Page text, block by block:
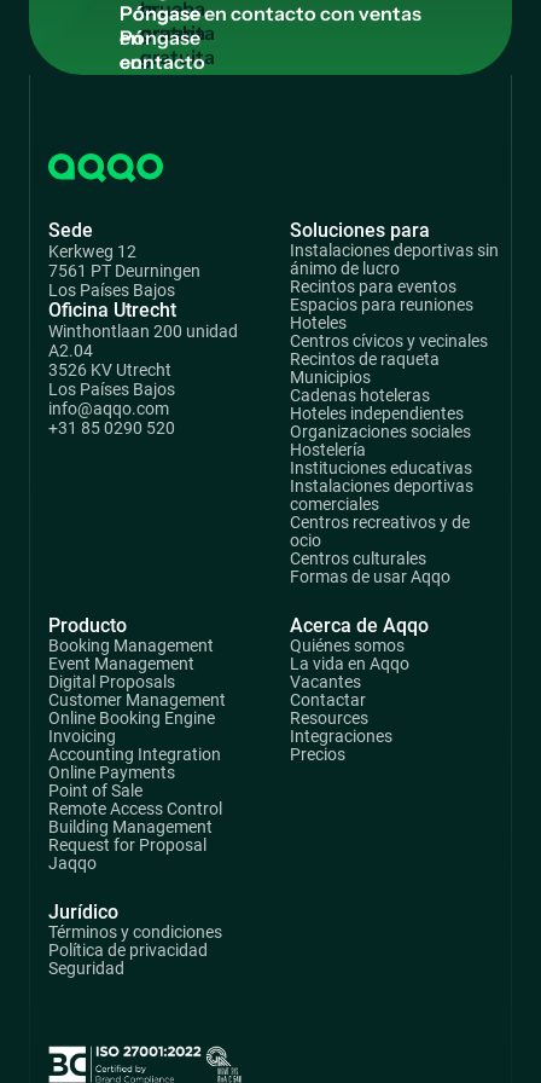
prueba
gratuita
Póngase
en
contacto
Sede
Kerkweg 12
7561 PT Deurningen
Los Países Bajos
Oficina Utrecht
Winthontlaan 200 unidad
A2.04
3526 KV Utrecht
Los Países Bajos
info@aqqo.com
+31 85 0290 520
Producto
Booking Management
Event Management
Digital Proposals
Customer Management
Online Booking Engine
Invoicing
Accounting Integration
Online Payments
Point of Sale
Remote Access Control
Building Management
Request for Proposal
Jaqqo
Soluciones para
Instalaciones deportivas sin
ánimo de lucro
Recintos para eventos
Espacios para reuniones
Hoteles
Centros cívicos y vecinales
Recintos de raqueta
Municipios
Cadenas hoteleras
Hoteles independientes
Organizaciones sociales
Hostelería
Instituciones educativas
Instalaciones deportivas
comerciales
Centros recreativos y de
ocio
Centros culturales
Formas de usar Aqqo
Acerca de Aqqo
Quiénes somos
La vida en Aqqo
Vacantes
Contactar
Resources
Integraciones
Precios
Jurídico
Términos y condiciones
Política de privacidad
Seguridad